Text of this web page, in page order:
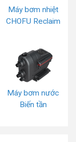
Máy bơm nhiệt
CHOFU Reclaim
Máy bơm nước
Biến tần